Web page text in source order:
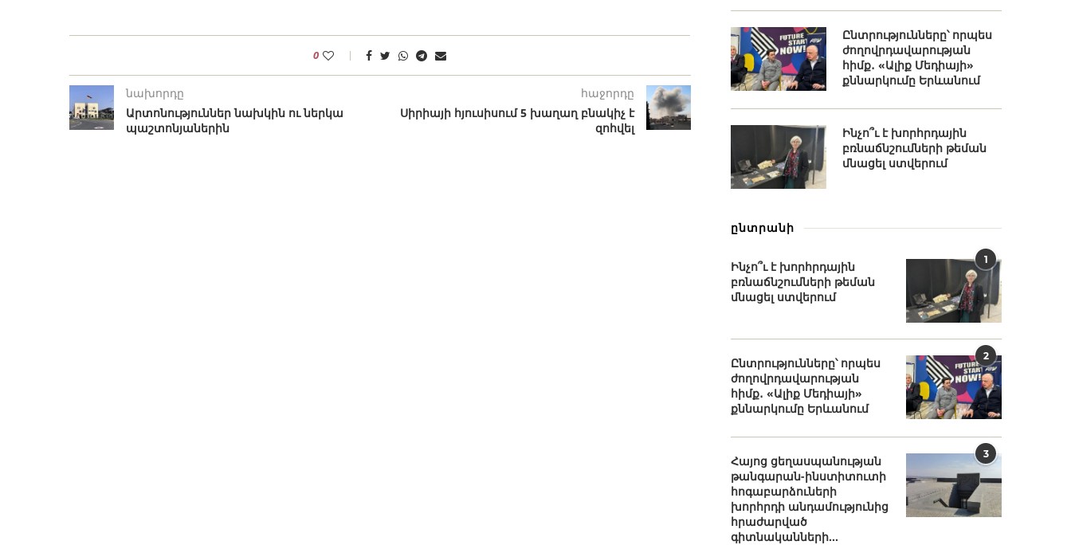
0
նախորդը
Արտոնություններ նախկին ու ներկա
պաշտոնյաներին
հաջորդը
Սիրիայի հյուսիսում 5 խաղաղ բնակիչ է
զոհվել
Ընտրությունները՝ որպես
ժողովրդավարության
հիմք․ «Ալիք Մեդիայի»
քննարկումը Երևանում
Ինչո՞ւ է խորհրդային
բռնաճնշումների թեման
մնացել ստվերում
ընտրանի
1
Ինչո՞ւ է խորհրդային
բռնաճնշումների թեման
մնացել ստվերում
2
Ընտրությունները՝ որպես
ժողովրդավարության
հիմք․ «Ալիք Մեդիայի»
քննարկումը Երևանում
3
Հայոց ցեղասպանության
թանգարան-ինստիտուտի
հոգաբարձուների
խորհրդի անդամությունից
հրաժարված
գիտնականների...